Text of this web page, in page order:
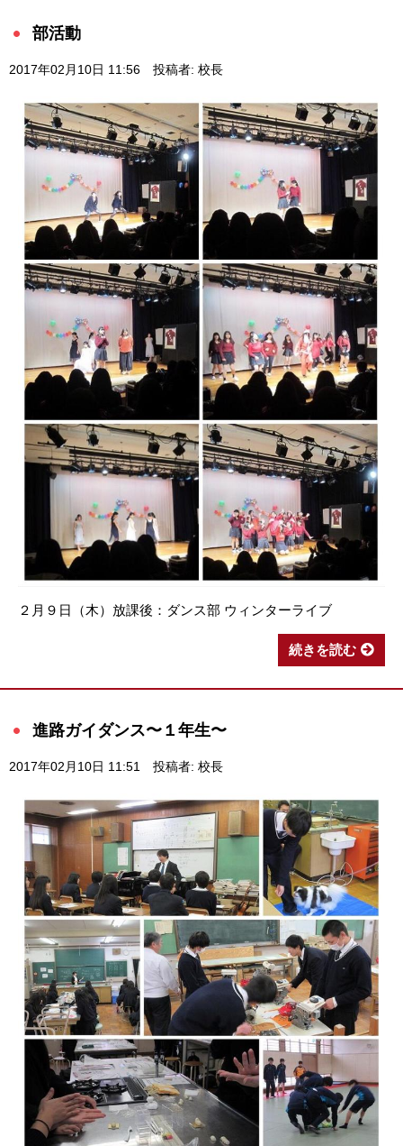
部活動
2017年02月10日 11:56 投稿者: 校長
２月９日（木）放課後：ダンス部 ウィンターライブ
続きを読む
進路ガイダンス〜１年生〜
2017年02月10日 11:51 投稿者: 校長